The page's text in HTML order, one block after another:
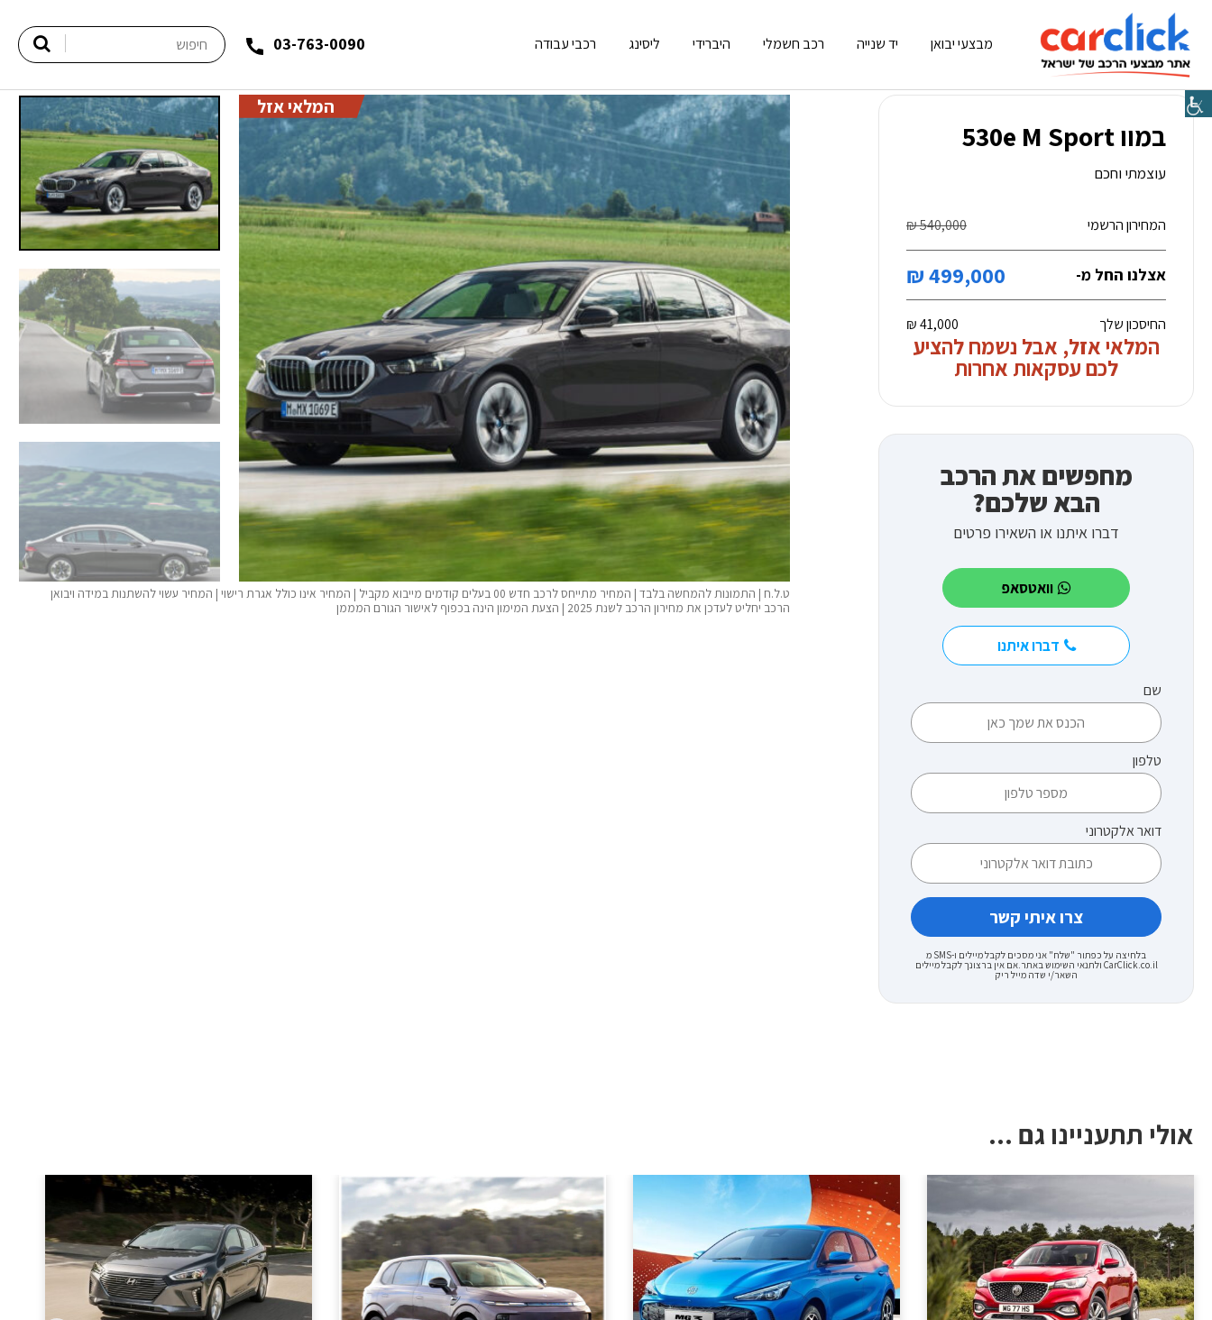
מבצעי יבואן יד שנייה רכב חשמלי היברידי ליסינג רכבי עבודה 03-763-0090
המלאי אזל המלאי אזל
ט.ל.ח | התמונות להמחשה בלבד | המחיר מתייחס לרכב חדש 00 בעלים קודמים מייבוא מקביל | המחיר אינו כולל אגרת רישוי | המחיר עשוי להשתנות במידה ויבואן
הרכב יחליט לעדכן את מחירון הרכב לשנת 2025 | הצעת המימון הינה בכפוף לאישור הגורם המממן
במוו 530e M Sport
עוצמתי וחכם
המחירון הרשמי 540,000 ₪
אצלנו החל מ- 499,000 ₪
החיסכון שלך 41,000 ₪
המלאי אזל, אבל נשמח להציע
לכם עסקאות אחרות
מחפשים את הרכב
הבא שלכם?
דברו איתנו או השאירו פרטים
וואטסאפ
דברו איתנו
שם
טלפון
דואר אלקטרוני
בלחיצה על כפתור "שלח" אני מסכים לקבל מיילים ו-SMS מ
CarClick.co.il ולתנאי השימוש באתר.אם אין ברצונך לקבל מיילים
השאר/י שדה מייל ריק
אולי תתעניינו גם ...